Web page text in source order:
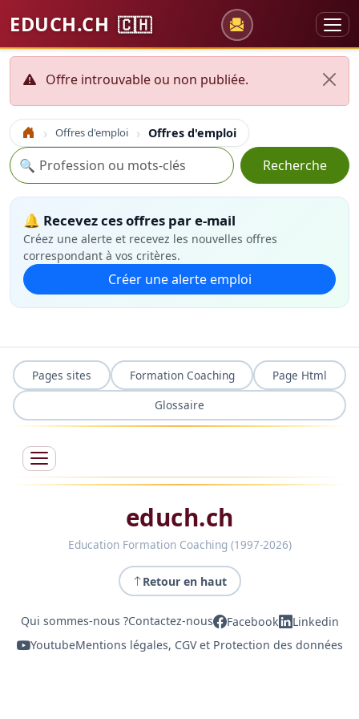
EDUCH.CH 🇨🇭
Offre introuvable ou non publiée.
Accueil Offres d'emploi Offres d'emploi
Recherche
🔍 Recherche
🔔 Recevez ces offres par e-mail
Créez une alerte et recevez les nouvelles offres
correspondant à vos critères.
Créer une alerte emploi
Pages sites Formation Coaching
Page Html
Glossaire
educh.ch
Education Formation Coaching (1997-2026)
Retour en haut
Qui sommes-nous ?Contactez-nous Facebook
Linkedin
YoutubeMentions légales, CGV et Protection des données